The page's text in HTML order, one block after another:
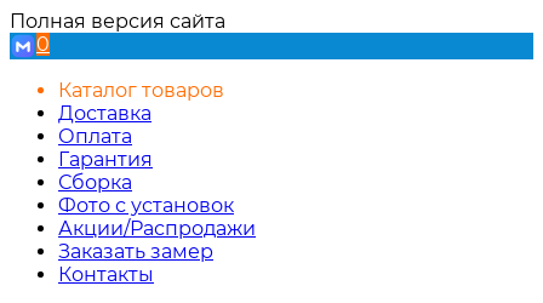
Полная версия сайта
0
Каталог товаров
Доставка
Оплата
Гарантия
Сборка
Фото с установок
Акции/Распродажи
Заказать замер
Контакты